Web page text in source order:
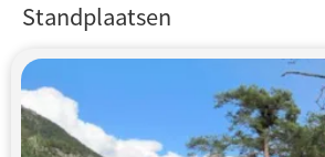
Standplaatsen